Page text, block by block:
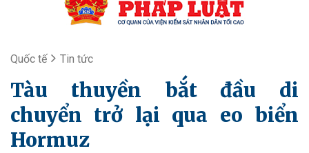
Quốc tế Tin tức
Tàu thuyền bắt đầu di
chuyển trở lại qua eo biển
Hormuz